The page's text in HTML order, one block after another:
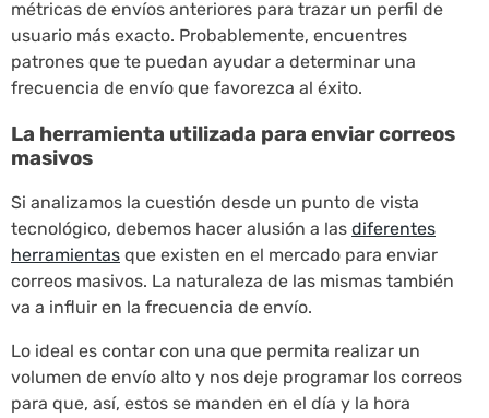
métricas de envíos anteriores para trazar un perfil de
usuario más exacto. Probablemente, encuentres
patrones que te puedan ayudar a determinar una
frecuencia de envío que favorezca al éxito.
La herramienta utilizada para enviar correos
masivos
Si analizamos la cuestión desde un punto de vista
tecnológico, debemos hacer alusión a las diferentes
herramientas que existen en el mercado para enviar
correos masivos. La naturaleza de las mismas también
va a influir en la frecuencia de envío.
Lo ideal es contar con una que permita realizar un
volumen de envío alto y nos deje programar los correos
para que, así, estos se manden en el día y la hora